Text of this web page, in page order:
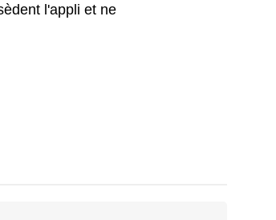
l'appli et ne